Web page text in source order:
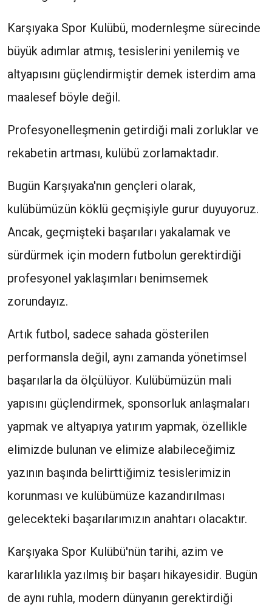
Karşıyaka Spor Kulübü, modernleşme sürecinde
büyük adımlar atmış, tesislerini yenilemiş ve
altyapısını güçlendirmiştir demek isterdim ama
maalesef böyle değil.
Profesyonelleşmenin getirdiği mali zorluklar ve
rekabetin artması, kulübü zorlamaktadır.
Bugün Karşıyaka'nın gençleri olarak,
kulübümüzün köklü geçmişiyle gurur duyuyoruz.
Ancak, geçmişteki başarıları yakalamak ve
sürdürmek için modern futbolun gerektirdiği
profesyonel yaklaşımları benimsemek
zorundayız.
Artık futbol, sadece sahada gösterilen
performansla değil, aynı zamanda yönetimsel
başarılarla da ölçülüyor. Kulübümüzün mali
yapısını güçlendirmek, sponsorluk anlaşmaları
yapmak ve altyapıya yatırım yapmak, özellikle
elimizde bulunan ve elimize alabileceğimiz
yazının başında belirttiğimiz tesislerimizin
korunması ve kulübümüze kazandırılması
gelecekteki başarılarımızın anahtarı olacaktır.
Karşıyaka Spor Kulübü'nün tarihi, azim ve
kararlılıkla yazılmış bir başarı hikayesidir. Bugün
de aynı ruhla, modern dünyanın gerektirdiği